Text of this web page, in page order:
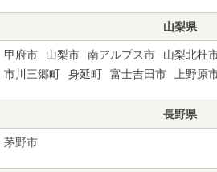
山梨県
甲府市 山梨市 南アルプス市 山梨北杜
市川三郷町
身延町 富士吉田市 上野原
長野県
茅野市